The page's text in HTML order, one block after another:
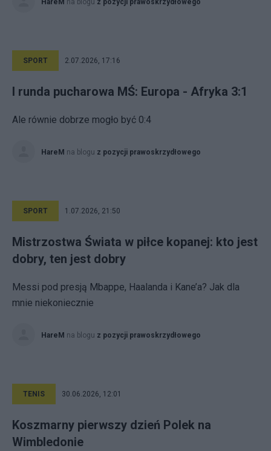
HareM na blogu z pozycji prawoskrzydłowego
SPORT 2.07.2026, 17:16
I runda pucharowa MŚ: Europa - Afryka 3:1
Ale równie dobrze mogło być 0:4
HareM na blogu z pozycji prawoskrzydłowego
SPORT 1.07.2026, 21:50
Mistrzostwa Świata w piłce kopanej: kto jest
dobry, ten jest dobry
Messi pod presją Mbappe, Haalanda i Kane’a? Jak dla
mnie niekoniecznie
HareM na blogu z pozycji prawoskrzydłowego
TENIS 30.06.2026, 12:01
Koszmarny pierwszy dzień Polek na
Wimbledonie